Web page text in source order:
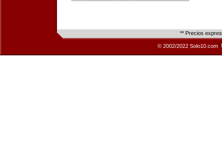
** Precios
© 2002/2022 Solo10.com